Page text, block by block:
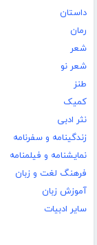
داستان
رمان
شعر
شعر نو
طنز
کمیک
نثر ادبی
زندگینامه و سفرنامه
نمایشنامه و فیلمنامه
فرهنگ لغت و زبان
آموزش زبان
سایر ادبیات